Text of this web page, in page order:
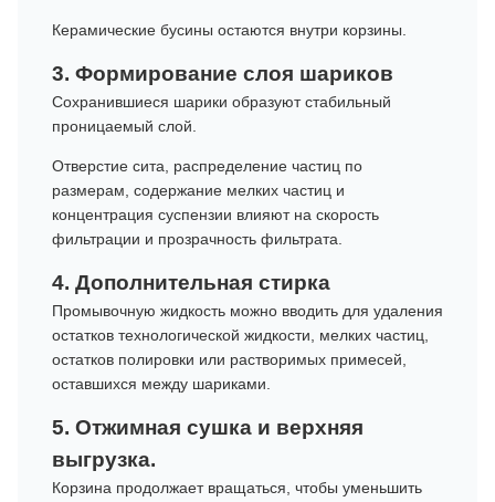
Керамические бусины остаются внутри корзины.
3. Формирование слоя шариков
Сохранившиеся шарики образуют стабильный
проницаемый слой.
Отверстие сита, распределение частиц по
размерам, содержание мелких частиц и
концентрация суспензии влияют на скорость
фильтрации и прозрачность фильтрата.
4. Дополнительная стирка
Промывочную жидкость можно вводить для удаления
остатков технологической жидкости, мелких частиц,
остатков полировки или растворимых примесей,
оставшихся между шариками.
5. Отжимная сушка и верхняя
выгрузка.
Корзина продолжает вращаться, чтобы уменьшить